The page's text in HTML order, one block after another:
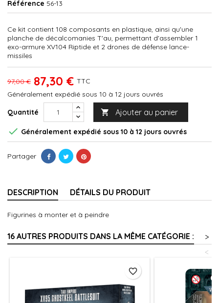
Référence 56-13
Ce kit contient 108 composants en plastique, ainsi qu'une
planche de décalcomanies T'au, permettant d'assembler 1
exo-armure XV104 Riptide et 2 drones de défense lance-
missiles
97,00 € 87,30 € TTC
Généralement expédié sous 10 à 12 jours ouvrés
Quantité  Ajouter au panier
 Généralement expédié sous 10 à 12 jours ouvrés
Partager
DESCRIPTION DÉTAILS DU PRODUIT
Figurines à monter et à peindre
16 AUTRES PRODUITS DANS LA MÊME CATÉGORIE :
>
<
favorite_border